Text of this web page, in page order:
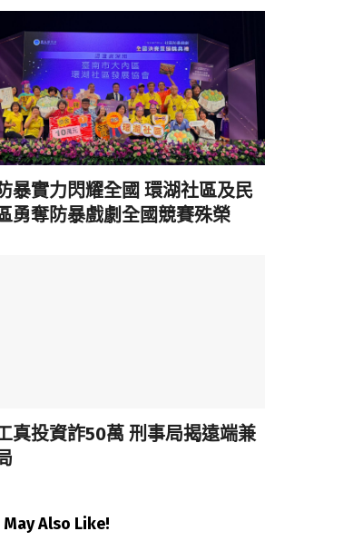
暴實力閃耀全國 環湖社區及民
勇奪防暴戲劇全國競賽殊榮
真投資詐50萬 刑事局揭遠端兼
May Also Like!